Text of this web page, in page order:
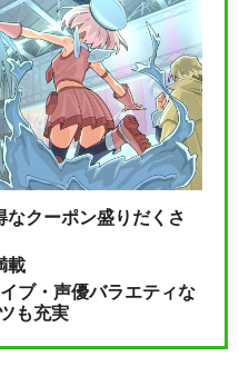
クーポン盛りだくさ
載
ブ・声優バラエティな
も充実